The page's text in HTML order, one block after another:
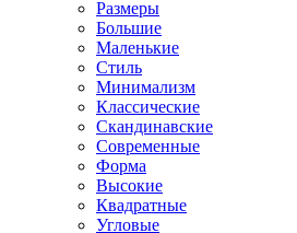
Размеры
Большие
Маленькие
Стиль
Минимализм
Классические
Скандинавские
Современные
Форма
Высокие
Квадратные
Угловые